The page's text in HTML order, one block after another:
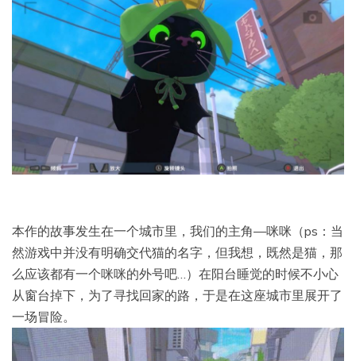
本作的故事发生在一个城市里，我们的主角—咪咪（ps：当
然游戏中并没有明确交代猫的名字，但我想，既然是猫，那
么应该都有一个咪咪的外号吧…）在阳台睡觉的时候不小心
从窗台掉下，为了寻找回家的路，于是在这座城市里展开了
一场冒险。